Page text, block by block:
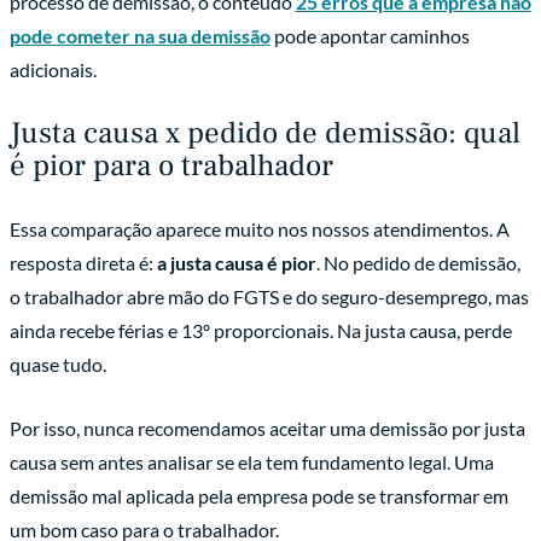
pode cometer na sua demissãopode apontar caminhos
adicionais.
Justa causa x pedido de demissão: qual
é pior para o trabalhador
Essa comparação aparece muito nos nossos atendimentos. A
resposta direta é: a justa causa é pior. No pedido de demissão,
o trabalhador abre mão do FGTS e do seguro-desemprego, mas
ainda recebe férias e 13º proporcionais. Na justa causa, perde
quase tudo.
Por isso, nunca recomendamos aceitar uma demissão por justa
causa sem antes analisar se ela tem fundamento legal. Uma
demissão mal aplicada pela empresa pode se transformar em
um bom caso para o trabalhador.